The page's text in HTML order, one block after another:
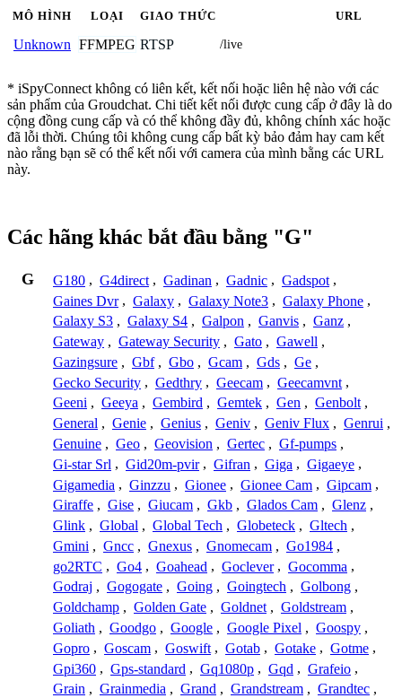
MÔ HÌNH LOẠI GIAO THỨC URL
Unknown FFMPEG RTSP /live
* iSpyConnect không có liên kết, kết nối hoặc liên hệ nào với các
sản phẩm của Groudchat. Chi tiết kết nối được cung cấp ở đây là do
cộng đồng cung cấp và có thể không đầy đủ, không chính xác hoặc
đã lỗi thời. Chúng tôi không cung cấp bất kỳ bảo đảm hay cam kết
nào rằng bạn sẽ có thể kết nối với camera của mình bằng các URL
này.
Các hãng khác bắt đầu bằng "G"
G G180 , G4direct , Gadinan , Gadnic , Gadspot ,
Gaines Dvr , Galaxy , Galaxy Note3 , Galaxy Phone ,
Galaxy S3 , Galaxy S4 , Galpon , Ganvis , Ganz ,
Gateway , Gateway Security , Gato , Gawell ,
Gazingsure , Gbf , Gbo , Gcam , Gds , Ge ,
Gecko Security , Gedthry , Geecam , Geecamvnt ,
Geeni , Geeya , Gembird , Gemtek , Gen , Genbolt ,
General , Genie , Genius , Geniv , Geniv Flux , Genrui ,
Genuine , Geo , Geovision , Gertec , Gf-pumps ,
Gi-star Srl , Gid20m-pvir , Gifran , Giga , Gigaeye ,
Gigamedia , Ginzzu , Gionee , Gionee Cam , Gipcam ,
Giraffe , Gise , Giucam , Gkb , Glados Cam , Glenz ,
Glink , Global , Global Tech , Globeteck , Gltech ,
Gmini , Gncc , Gnexus , Gnomecam , Go1984 ,
go2RTC , Go4 , Goahead , Goclever , Gocomma ,
Godraj , Gogogate , Going , Goingtech , Golbong ,
Goldchamp , Golden Gate , Goldnet , Goldstream ,
Goliath , Goodgo , Google , Google Pixel , Goospy ,
Gopro , Goscam , Goswift , Gotab , Gotake , Gotme ,
Gpi360 , Gps-standard , Gq1080p , Gqd , Grafeio ,
Grain , Grainmedia , Grand , Grandstream , Grandtec ,